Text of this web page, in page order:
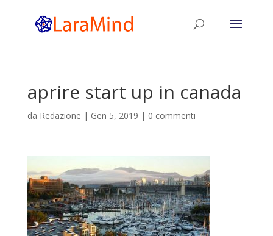
aprire start up in canada
da Redazione | Gen 5, 2019 | 0 commenti